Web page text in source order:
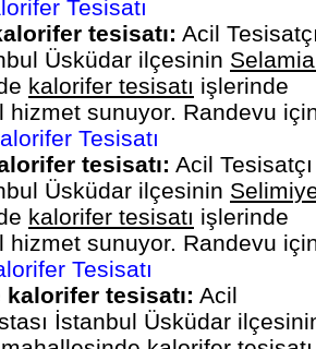
Tesisatı
tesisatı: Acil
Üsküdar ilçesinin
kalorifer tesisatı işlerinde
hizmet sunuyor. Randevu
Tesisatı
tesisatı: Acil Tesisatçı
Üsküdar ilçesinin
kalorifer tesisatı işlerinde
hizmet sunuyor. Randevu
Tesisatı
tesisatı: Acil
İstanbul Üsküdar